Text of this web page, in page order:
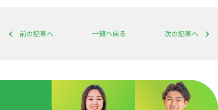
前の記事へ 次の記事へ
一覧へ戻る